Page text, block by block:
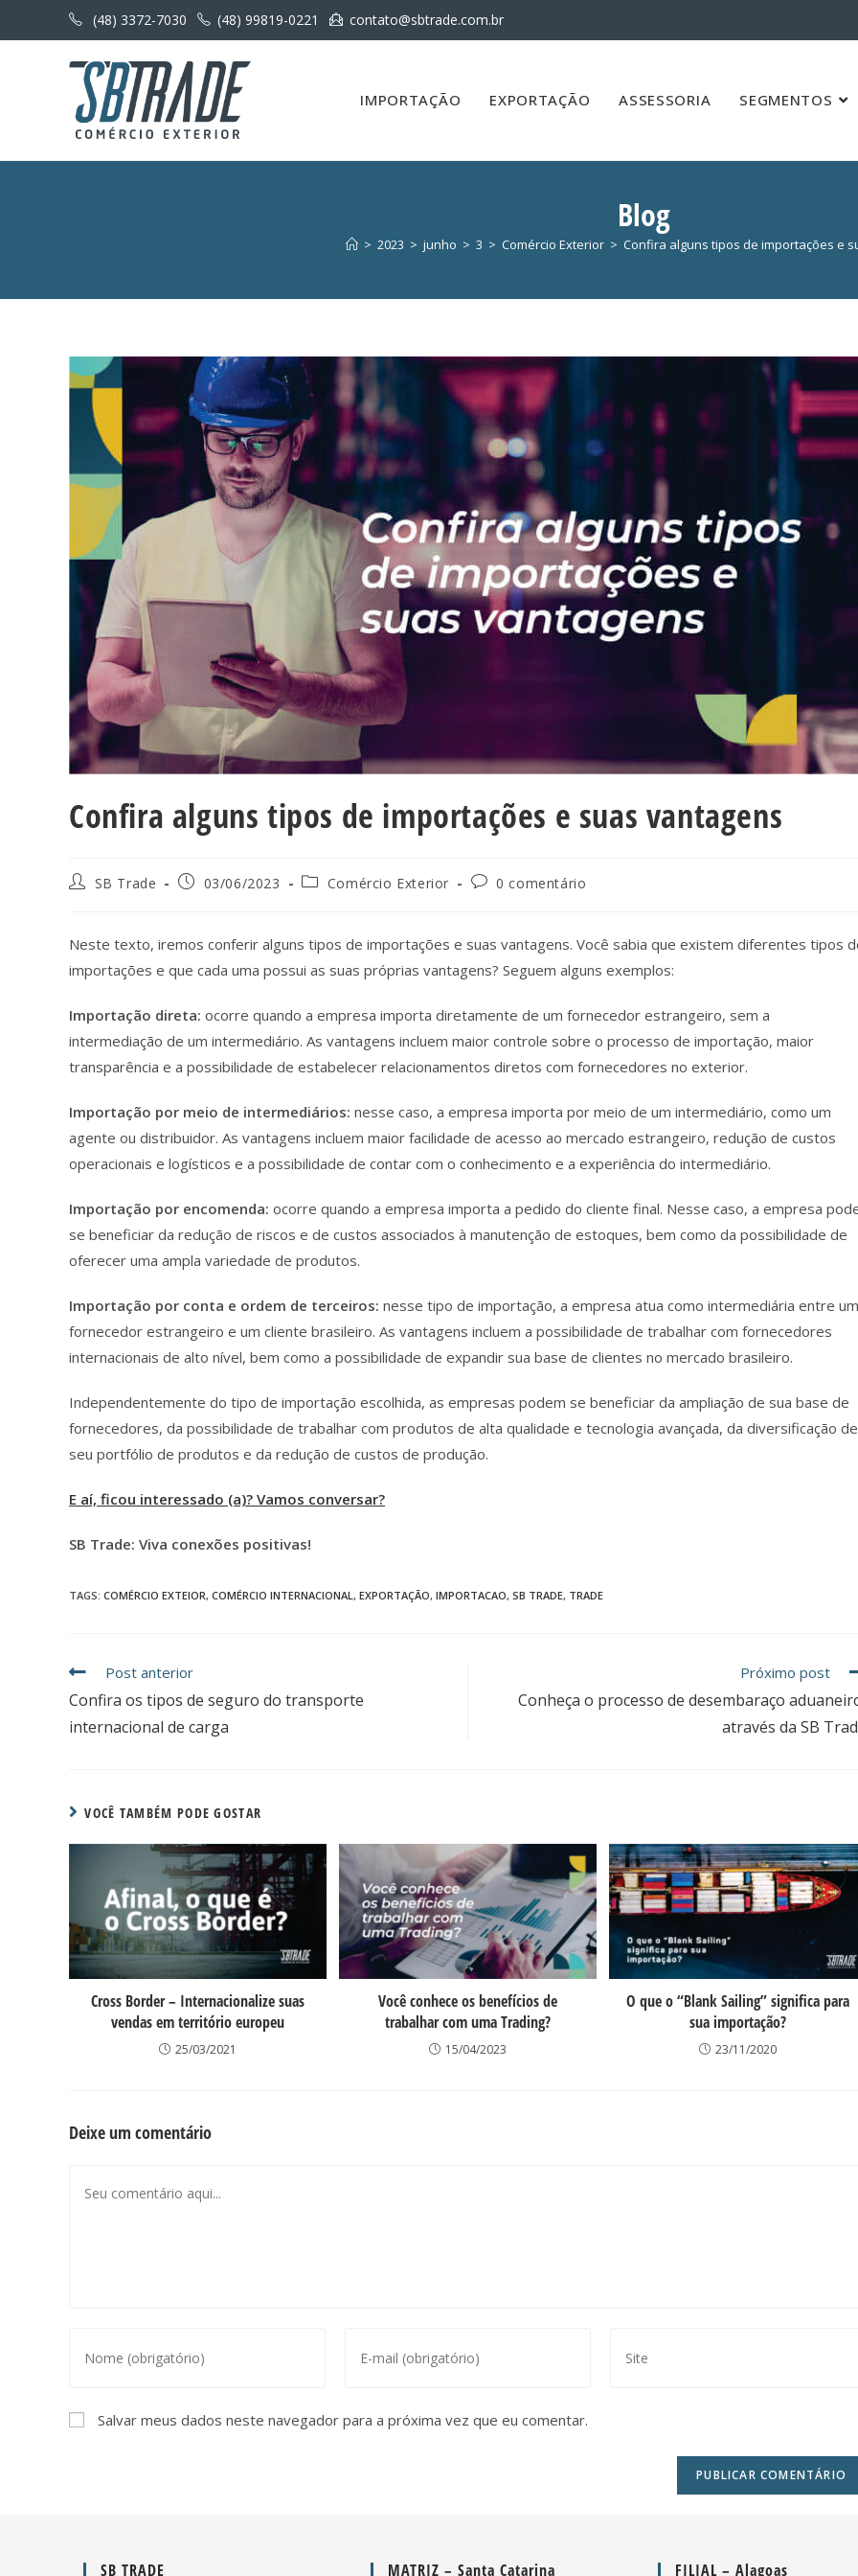
(48) 3372-7030 (48) 99819-0221 contato@sbtrade.com.br
IMPORTAÇÃO EXPORTAÇÃO ASSESSORIA SEGMENTOS
Blog
> 2023 > junho > 3 > Comércio Exterior > Confira alguns tipos de importações e
Confira alguns tipos de importações e suas vantagens
SB Trade 03/06/2023 Comércio Exterior 0 comentário
Neste texto, iremos conferir alguns tipos de importações e suas vantagens. Você sabia que existem diferentes tipos
importações e que cada uma possui as suas próprias vantagens? Seguem alguns exemplos:
Importação direta: ocorre quando a empresa importa diretamente de um fornecedor estrangeiro, sem a
intermediação de um intermediário. As vantagens incluem maior controle sobre o processo de importação, maior
transparência e a possibilidade de estabelecer relacionamentos diretos com fornecedores no exterior.
Importação por meio de intermediários: nesse caso, a empresa importa por meio de um intermediário, como um
agente ou distribuidor. As vantagens incluem maior facilidade de acesso ao mercado estrangeiro, redução de custos
operacionais e logísticos e a possibilidade de contar com o conhecimento e a experiência do intermediário.
Importação por encomenda: ocorre quando a empresa importa a pedido do cliente final. Nesse caso, a empresa
se beneficiar da redução de riscos e de custos associados à manutenção de estoques, bem como da possibilidade de
oferecer uma ampla variedade de produtos.
Importação por conta e ordem de terceiros: nesse tipo de importação, a empresa atua como intermediária entre um
fornecedor estrangeiro e um cliente brasileiro. As vantagens incluem a possibilidade de trabalhar com fornecedores
internacionais de alto nível, bem como a possibilidade de expandir sua base de clientes no mercado brasileiro.
Independentemente do tipo de importação escolhida, as empresas podem se beneficiar da ampliação de sua base de
fornecedores, da possibilidade de trabalhar com produtos de alta qualidade e tecnologia avançada, da diversificação de
seu portfólio de produtos e da redução de custos de produção.
E aí, ficou interessado (a)? Vamos conversar?
SB Trade: Viva conexões positivas!
TAGS: COMÉRCIO EXTEIOR, COMÉRCIO INTERNACIONAL, EXPORTAÇÃO, IMPORTACAO, SB TRADE, TRADE
Post anterior
Confira os tipos de seguro do transporte
internacional de carga
Próximo post
Conheça o processo de desembaraço
através da SB
VOCÊ TAMBÉM PODE GOSTAR
Cross Border – Internacionalize suas
vendas em território europeu
25/03/2021
Você conhece os benefícios de
trabalhar com uma Trading?
15/04/2023
O que o “Blank Sailing” significa para
sua importação?
23/11/2020
Deixe um comentário
Salvar meus dados neste navegador para a próxima vez que eu comentar.
SB TRADE MATRIZ – Santa Catarina FILIAL – Alagoas